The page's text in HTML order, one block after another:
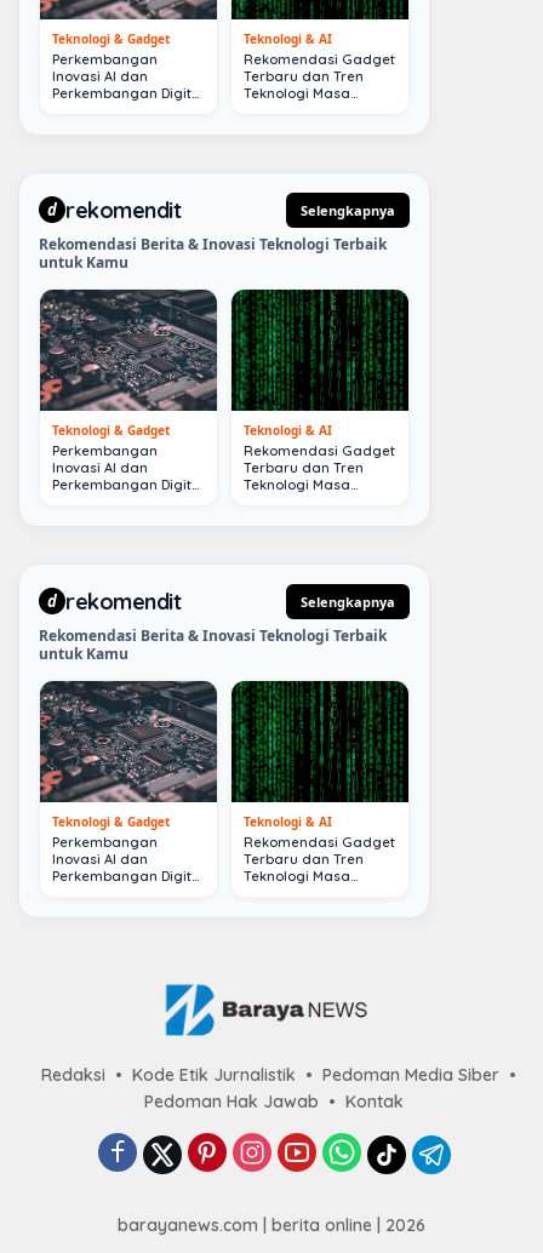
Teknologi & Gadget
Perkembangan
Inovasi AI dan
Perkembangan Digital
Teknologi & AI
Rekomendasi Gadget
Terbaru dan Tren
Teknologi Masa
d rekomendit Selengkapnya
Rekomendasi Berita & Inovasi Teknologi Terbaik
untuk Kamu
Teknologi & Gadget
Perkembangan
Inovasi AI dan
Perkembangan Digital
Teknologi & AI
Rekomendasi Gadget
Terbaru dan Tren
Teknologi Masa
d rekomendit Selengkapnya
Rekomendasi Berita & Inovasi Teknologi Terbaik
untuk Kamu
Teknologi & Gadget
Perkembangan
Inovasi AI dan
Perkembangan Digital
Teknologi & AI
Rekomendasi Gadget
Terbaru dan Tren
Teknologi Masa
Redaksi Kode Etik Jurnalistik
Pedoman Media Siber
Pedoman Hak Jawab
Kontak
barayanews.com | berita online | 2026